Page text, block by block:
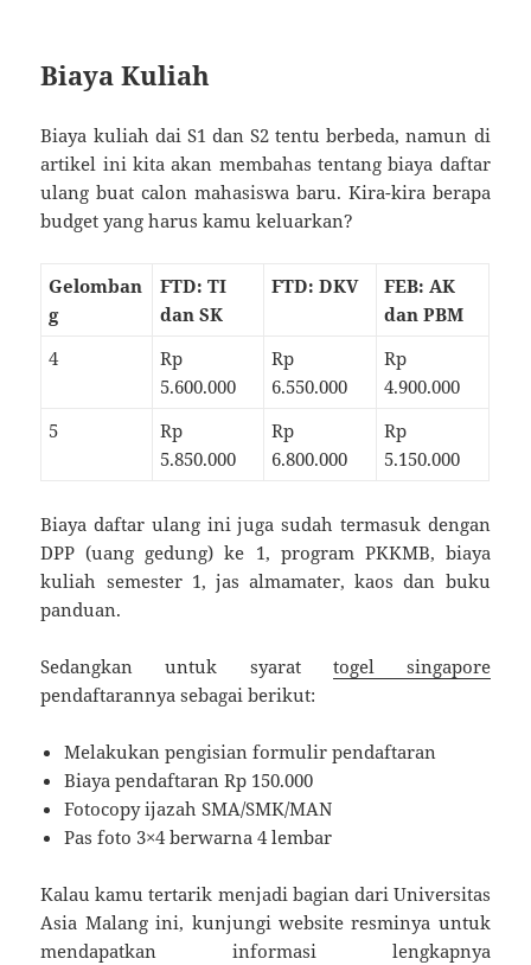
Biaya Kuliah
Biaya kuliah dai S1 dan S2 tentu berbeda, namun di
artikel ini kita akan membahas tentang biaya daftar
ulang buat calon mahasiswa baru. Kira-kira berapa
budget yang harus kamu keluarkan?
Gelomban
g
FTD: TI
dan SK
FTD: DKV
FEB: AK
dan PBM
4
Rp
5.600.000
Rp
6.550.000
Rp
4.900.000
5
Rp
5.850.000
Rp
6.800.000
Rp
5.150.000
Biaya daftar ulang ini juga sudah termasuk dengan
DPP (uang gedung) ke 1, program PKKMB, biaya
kuliah semester 1, jas almamater, kaos dan buku
panduan.
Sedangkan untuk syarat togel singapore
pendaftarannya sebagai berikut:
Melakukan pengisian formulir pendaftaran
Biaya pendaftaran Rp 150.000
Fotocopy ijazah SMA/SMK/MAN
Pas foto 3×4 berwarna 4 lembar
Kalau kamu tertarik menjadi bagian dari Universitas
Asia Malang ini, kunjungi website resminya untuk
mendapatkan informasi lengkapnya